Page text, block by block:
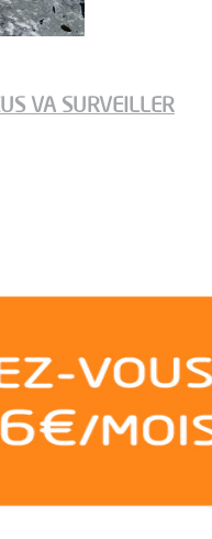
VA SURVEILLER